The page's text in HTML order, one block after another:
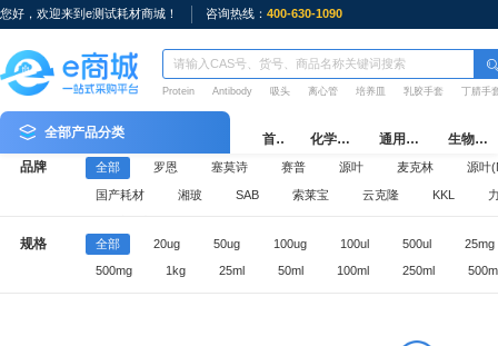
您好，欢迎来到e测试耗材商城！ 咨询热线： 400-630-1090
Protein Antibody 吸头 离心管 培养皿 乳胶手套 丁腈手
全部产品分类 首页 化学试剂 通用耗材 生物耗材
品牌 全部 罗恩 塞莫诗 赛普 源叶 麦克林 源叶
国产耗材 湘玻 SAB 索莱宝 云克隆 KKL
规格 全部 20ug 50ug 100ug 100ul 500ul 25mg
500mg 1kg 25ml 50ml 100ml 250ml